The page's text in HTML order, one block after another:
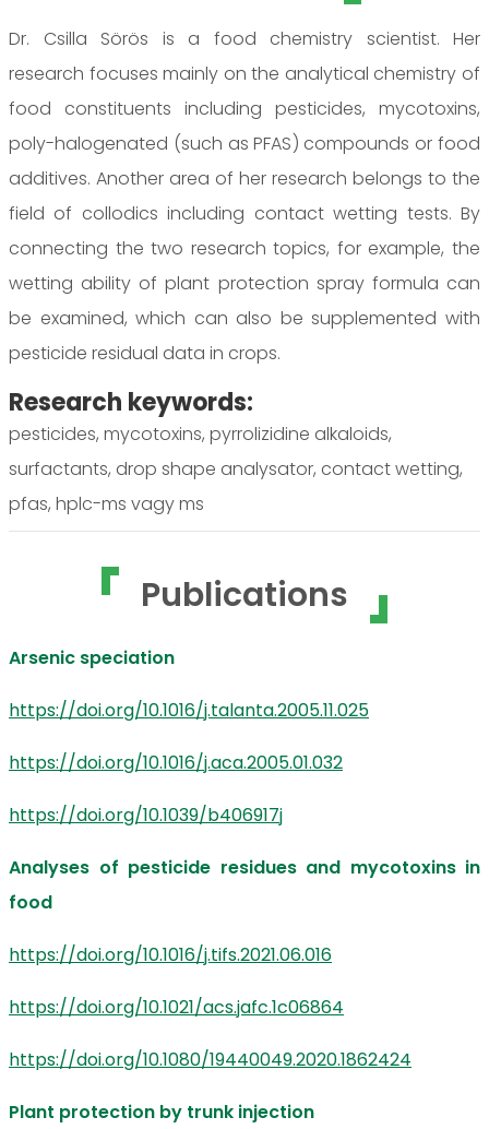
Dr. Csilla Sörös is a food chemistry scientist. Her
research focuses mainly on the analytical chemistry of
food constituents including pesticides, mycotoxins,
poly-halogenated (such as PFAS) compounds or food
additives. Another area of her research belongs to the
field of collodics including contact wetting tests. By
connecting the two research topics, for example, the
wetting ability of plant protection spray formula can
be examined, which can also be supplemented with
pesticide residual data in crops.
Research keywords:
pesticides, mycotoxins, pyrrolizidine alkaloids,
surfactants, drop shape analysator, contact wetting,
pfas, hplc-ms vagy ms
Publications
Arsenic speciation
https://doi.org/10.1016/j.talanta.2005.11.025
https://doi.org/10.1016/j.aca.2005.01.032
https://doi.org/10.1039/b406917j
Analyses of pesticide residues and mycotoxins in
food
https://doi.org/10.1016/j.tifs.2021.06.016
https://doi.org/10.1021/acs.jafc.1c06864
https://doi.org/10.1080/19440049.2020.1862424
Plant protection by trunk injection